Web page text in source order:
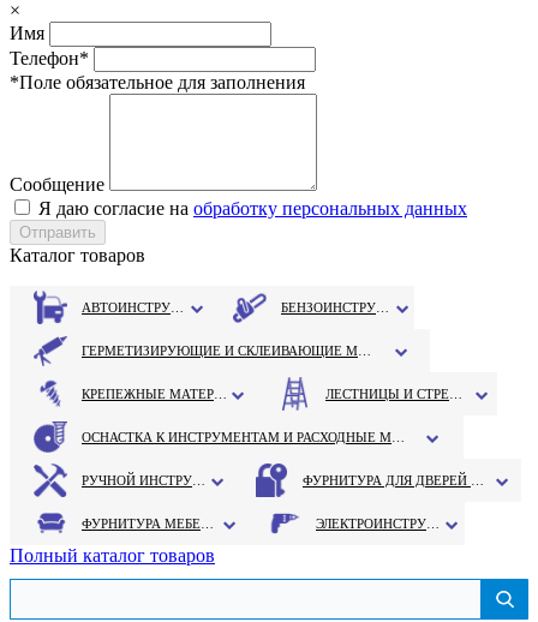
×
Имя
Телефон*
*Поле обязательное для заполнения
Сообщение
Я даю согласие на обработку персональных данных
Каталог товаров
Полный каталог товаров